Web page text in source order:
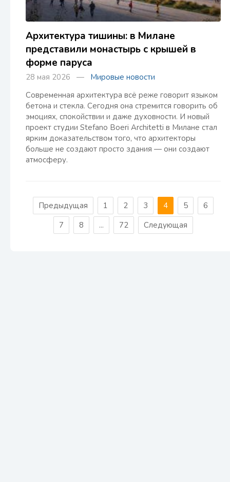
Архитектура тишины: в Милане
представили монастырь с крышей в
форме паруса
28 мая 2026 — Мировые новости
Современная архитектура всё реже говорит языком
бетона и стекла. Сегодня она стремится говорить об
эмоциях, спокойствии и даже духовности. И новый
проект студии Stefano Boeri Architetti в Милане стал
ярким доказательством того, что архитекторы
больше не создают просто здания — они создают
атмосферу.
Предыдущая 1 2 3 4 5
6
7
8 ... 72 Следующая